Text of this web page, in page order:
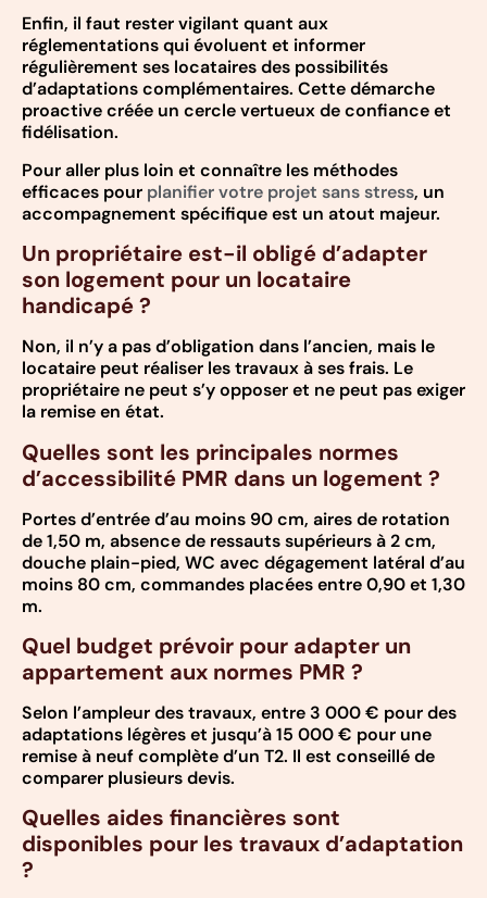
Enfin, il faut rester vigilant quant aux
réglementations qui évoluent et informer
régulièrement ses locataires des possibilités
d’adaptations complémentaires. Cette démarche
proactive créée un cercle vertueux de confiance et
fidélisation.
Pour aller plus loin et connaître les méthodes
efficaces pour planifier votre projet sans stress, un
accompagnement spécifique est un atout majeur.
Un propriétaire est-il obligé d’adapter
son logement pour un locataire
handicapé ?
Non, il n’y a pas d’obligation dans l’ancien, mais le
locataire peut réaliser les travaux à ses frais. Le
propriétaire ne peut s’y opposer et ne peut pas exiger
la remise en état.
Quelles sont les principales normes
d’accessibilité PMR dans un logement ?
Portes d’entrée d’au moins 90 cm, aires de rotation
de 1,50 m, absence de ressauts supérieurs à 2 cm,
douche plain-pied, WC avec dégagement latéral d’au
moins 80 cm, commandes placées entre 0,90 et 1,30
m.
Quel budget prévoir pour adapter un
appartement aux normes PMR ?
Selon l’ampleur des travaux, entre 3 000 € pour des
adaptations légères et jusqu’à 15 000 € pour une
remise à neuf complète d’un T2. Il est conseillé de
comparer plusieurs devis.
Quelles aides financières sont
disponibles pour les travaux d’adaptation
?